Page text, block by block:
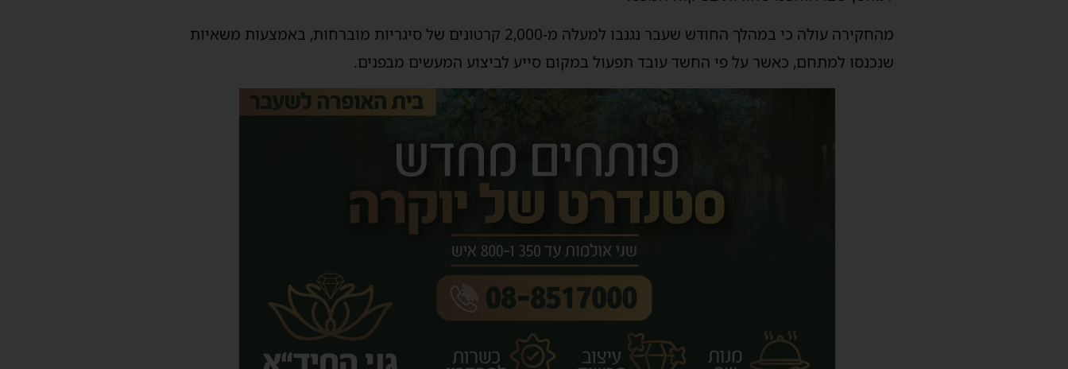
מהחקירה עולה כי במהלך החודש שעבר נגנבו למעלה מ-2,000 קרטונים של סיגריות מוברחות, באמצעות משאיות
שנכנסו למתחם, כאשר על פי החשד עובד תפעול במקום סייע לביצוע המעשים מבפנים.